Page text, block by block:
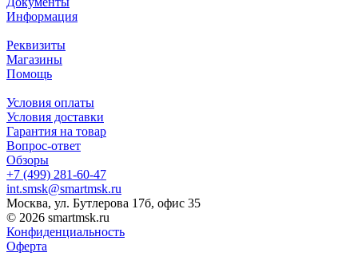
Информация
Реквизиты
Магазины
Помощь
Условия оплаты
Условия доставки
Гарантия на товар
Вопрос-ответ
Обзоры
+7 (499) 281-60-47
int.smsk@smartmsk.ru
Москва, ул. Бутлерова 17б, офис 35
© 2026 smartmsk.ru
Конфиденциальность
Оферта